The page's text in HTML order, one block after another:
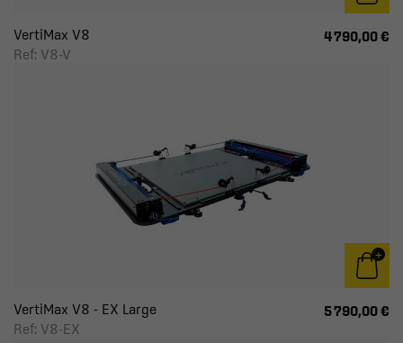
VertiMax V8
Ref: V8-V
4 790,00 €
VertiMax V8 - EX Large
Ref: V8-EX
5 790,00 €